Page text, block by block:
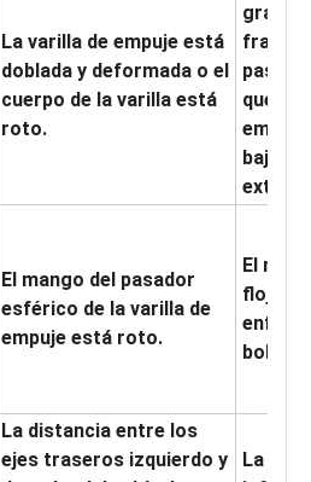
La varilla de empuje está
doblada y deformada o el
cuerpo de la varilla está
roto.
que
bajo la
El mango del pasador
esférico de la varilla de
empuje está roto.
El
bola
La distancia entre los
ejes traseros izquierdo y
La